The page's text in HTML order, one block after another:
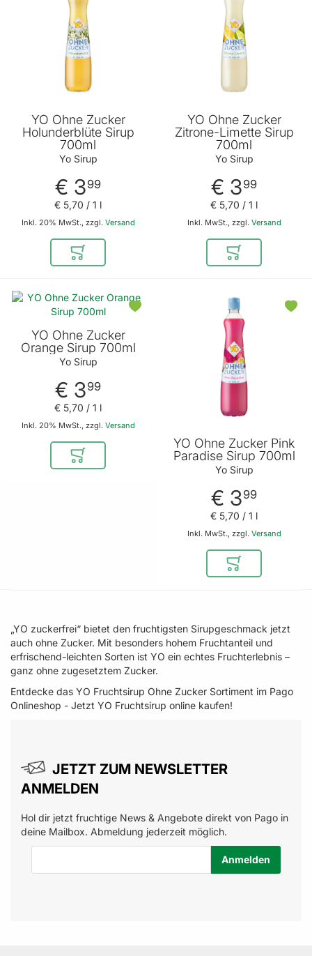
YO Ohne Zucker
Holunderblüte Sirup
700ml
Yo Sirup
€ 399
Inkl. 20% MwSt., zzgl. Versand
€ 5,70 / 1 l
In den Warenkorb
YO Ohne Zucker
Zitrone-Limette Sirup
700ml
Yo Sirup
€ 399
Inkl. MwSt., zzgl. Versand
€ 5,70 / 1 l
In den
YO Ohne Zucker
Orange Sirup 700ml
Yo Sirup
€ 399
Inkl. 20% MwSt., zzgl. Versand
€ 5,70 / 1 l
In den Warenkorb
YO Ohne Zucker Pink
Paradise Sirup 700ml
Yo Sirup
€ 399
Inkl. MwSt., zzgl. Versand
€ 5,70 / 1 l
In den
„YO zuckerfrei“ bietet den fruchtigsten Sirupgeschmack jetzt
auch ohne Zucker. Mit besonders hohem Fruchtanteil und
erfrischend-leichten Sorten ist YO ein echtes Fruchterlebnis –
ganz ohne zugesetztem Zucker.
Entdecke das YO Fruchtsirup Ohne Zucker Sortiment im Pago
Onlineshop - Jetzt YO Fruchtsirup online kaufen!
JETZT ZUM NEWSLETTER
ANMELDEN
Hol dir jetzt fruchtige News & Angebote direkt von Pago in
deine Mailbox. Abmeldung jederzeit möglich.